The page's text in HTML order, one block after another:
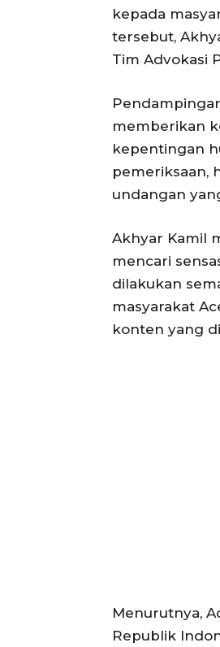
kepada
tersebut,
Tim Advokasi
memberikan
kepentingan
pemeriksaan,
undangan
Akhyar Kamil
mencari
dilakukan
masyarakat
konten yang
Menurutnya,
Republik